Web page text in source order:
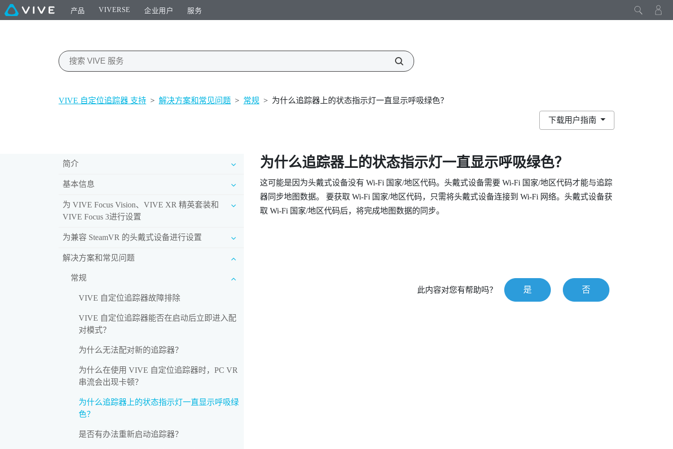
产品 VIVERSE 企业用户 服务
VIVE 自定位追踪器 支持 > 解决方案和常见问题 > 常规 > 为什么追踪器上的状态指示灯一直显示呼吸绿色？
下载用户指南
简介
基本信息
为 VIVE Focus Vision、VIVE XR 精英套装和
VIVE Focus 3进行设置
为兼容 SteamVR 的头戴式设备进行设置
解决方案和常见问题
常规
VIVE 自定位追踪器故障排除
VIVE 自定位追踪器能否在启动后立即进入配
对模式？
为什么无法配对新的追踪器？
为什么在使用 VIVE 自定位追踪器时，PC VR
串流会出现卡顿？
为什么追踪器上的状态指示灯一直显示呼吸绿
色？
是否有办法重新启动追踪器？
为什么追踪器上的状态指示灯一直显示呼吸绿色？
这可能是因为头戴式设备没有 Wi‍-Fi 国家/地区代码。头戴式设备需要 Wi‍-Fi 国家/地区代码才能与追踪
器同步地图数据。 要获取 Wi‍-Fi 国家/地区代码，只需将头戴式设备连接到 Wi‍-Fi 网络。头戴式设备获
取 Wi‍-Fi 国家/地区代码后，将完成地图数据的同步。
此内容对您有帮助吗？ 是 否